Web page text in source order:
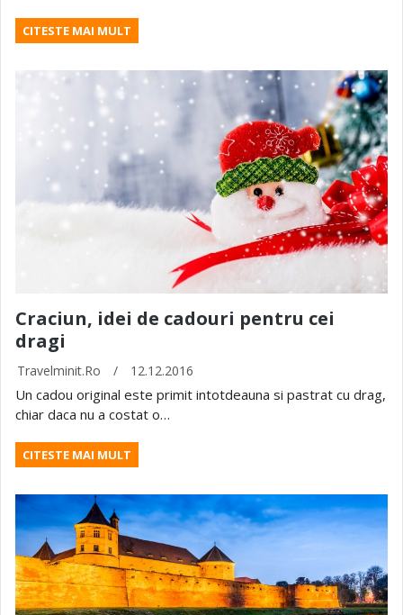
CITESTE MAI MULT
Craciun, idei de cadouri pentru cei
dragi
Travelminit.ro / 12.12.2016
Un cadou original este primit intotdeauna si pastrat cu drag,
chiar daca nu a costat o…
CITESTE MAI MULT